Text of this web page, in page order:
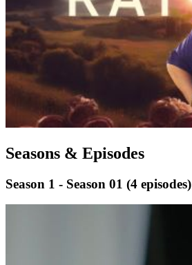
Seasons & Episodes
Season 1 - Season 01 (4 episodes)